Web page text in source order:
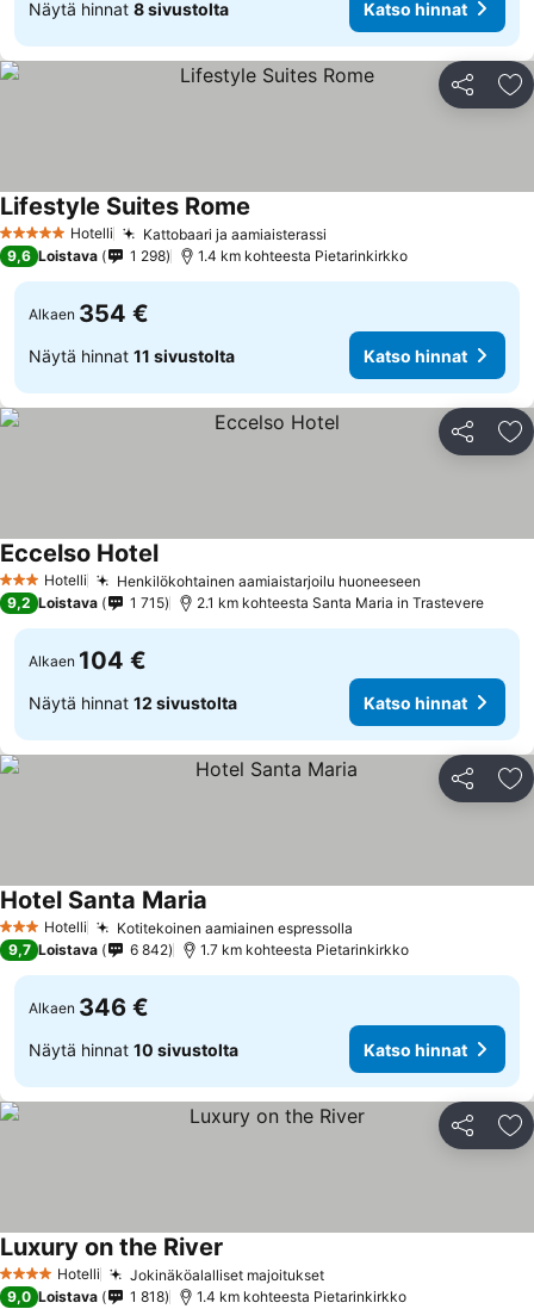
Näytä hinnat 8 sivustolta Katso hinnat
Jaa
5 Tähtiluokitus
Hotelli Kattobaari ja aamiaisterassi
Lifestyle Suites Rome
9,6 Loistava 1 298 1.4 km kohteesta Pietarinkirkko
Alkaen 354 €
Näytä hinnat 11 sivustolta Katso hinnat
Jaa
3 Tähtiluokitus
Hotelli Henkilökohtainen aamiaistarjoilu huoneeseen
Eccelso HotelKatso hinnat
9,2 Loistava 1 715 2.1 km kohteesta Santa Maria in Trastevere
Alkaen 104 €
Näytä hinnat 12 sivustolta Katso hinnat
Jaa
3 Tähtiluokitus
Hotelli Kotitekoinen aamiainen espressolla
Hotel Santa Maria
9,7 Loistava 6 842 1.7 km kohteesta Pietarinkirkko
Alkaen 346 €
Näytä hinnat 10 sivustolta Katso hinnat
Jaa
4 Tähtiluokitus
Hotelli Jokinäköalalliset majoituksetKatso hinnat
Luxury on the River
9,0 Loistava 1 818 1.4 km kohteesta Pietarinkirkko